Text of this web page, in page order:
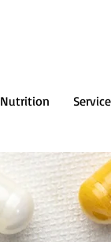
Nutrition